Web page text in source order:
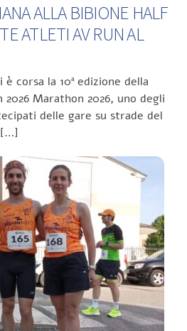
ALLA BIBIONE HALF
ATLETI AV RUN AL
corsa la 10ª edizione della
Marathon 2026, uno degli
delle gare su strade del
[…]